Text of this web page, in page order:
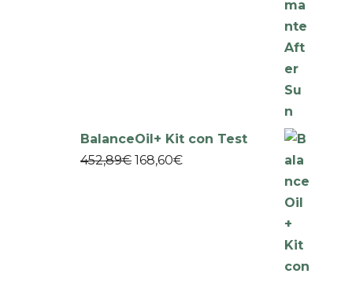
BalanceOil+ Kit con Test
452,89€ 168,60€